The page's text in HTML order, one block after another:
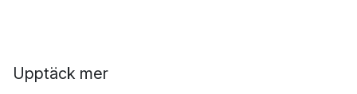
Upptäck mer